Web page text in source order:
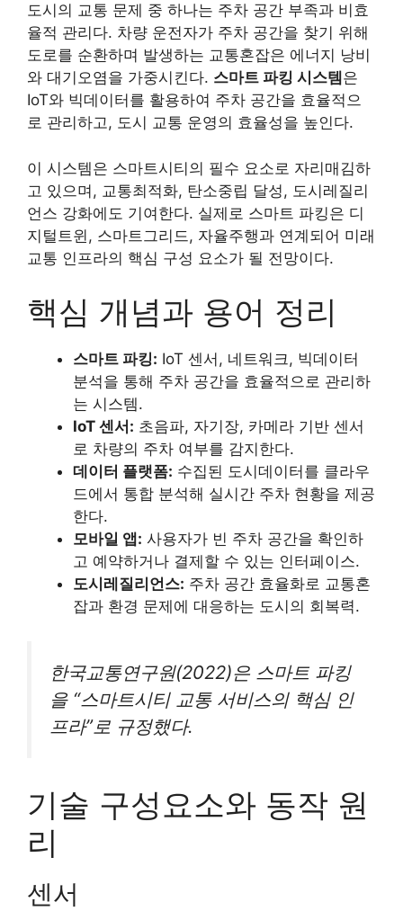
도시의 교통 문제 중 하나는 주차 공간 부족과 비효
율적 관리다. 차량 운전자가 주차 공간을 찾기 위해
도로를 순환하며 발생하는 교통혼잡은 에너지 낭비
와 대기오염을 가중시킨다. 스마트 파킹 시스템 은
IoT와 빅데이터를 활용하여 주차 공간을 효율적으
로 관리하고, 도시 교통 운영의 효율성을 높인다.
이 시스템은 스마트시티의 필수 요소로 자리매김하
고 있으며, 교통최적화, 탄소중립 달성, 도시레질리
언스 강화에도 기여한다. 실제로 스마트 파킹은 디
지털트윈, 스마트그리드, 자율주행과 연계되어 미래
교통 인프라의 핵심 구성 요소가 될 전망이다.
핵심 개념과 용어 정리
스마트 파킹: IoT 센서, 네트워크, 빅데이터
분석을 통해 주차 공간을 효율적으로 관리하
는 시스템.
IoT 센서: 초음파, 자기장, 카메라 기반 센서
로 차량의 주차 여부를 감지한다.
데이터 플랫폼: 수집된 도시데이터를 클라우
드에서 통합 분석해 실시간 주차 현황을 제공
한다.
모바일 앱: 사용자가 빈 주차 공간을 확인하
고 예약하거나 결제할 수 있는 인터페이스.
도시레질리언스: 주차 공간 효율화로 교통혼
잡과 환경 문제에 대응하는 도시의 회복력.
한국교통연구원(2022)은 스마트 파킹
을 “스마트시티 교통 서비스의 핵심 인
프라”로 규정했다.
기술 구성요소와 동작 원
리
센서